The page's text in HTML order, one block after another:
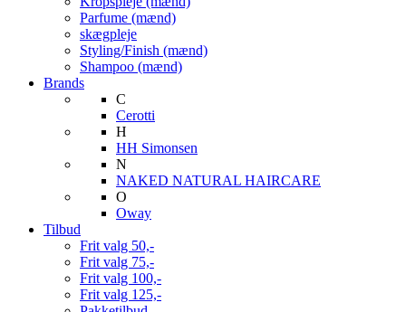
Parfume (mænd)
skægpleje
Styling/Finish (mænd)
Shampoo (mænd)
Brands
C
Cerotti
H
HH Simonsen
N
NAKED NATURAL HAIRCARE
O
Oway
Tilbud
Frit valg 50,-
Frit valg 75,-
Frit valg 100,-
Frit valg 125,-